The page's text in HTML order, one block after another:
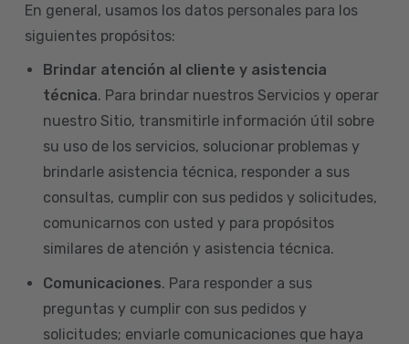
En general, usamos los datos personales para los
siguientes propósitos:
Brindar atención al cliente y asistencia
técnica. Para brindar nuestros Servicios y operar
nuestro Sitio, transmitirle información útil sobre
su uso de los servicios, solucionar problemas y
brindarle asistencia técnica, responder a sus
consultas, cumplir con sus pedidos y solicitudes,
comunicarnos con usted y para propósitos
similares de atención y asistencia técnica.
Comunicaciones. Para responder a sus
preguntas y cumplir con sus pedidos y
solicitudes; enviarle comunicaciones que haya